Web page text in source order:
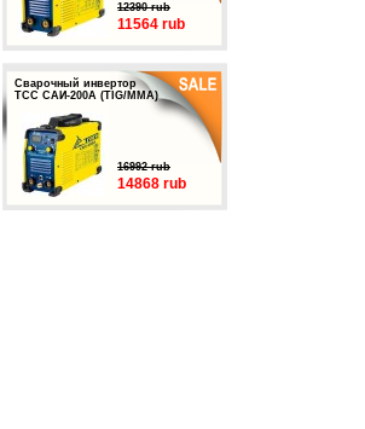
12390 rub
11564 rub
Сварочный инвертор
ТСС САИ-200А (TIG/MMA)
16992 rub
14868 rub